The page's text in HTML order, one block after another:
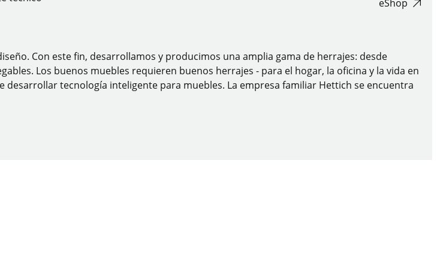
eShop
Con este fin, desarrollamos y producimos una amplia gama de herrajes: desde
Los buenos muebles requieren buenos herrajes - para el hogar, la oficina y la vida en
desarrollar tecnología inteligente para muebles. La empresa familiar Hettich se encuentra